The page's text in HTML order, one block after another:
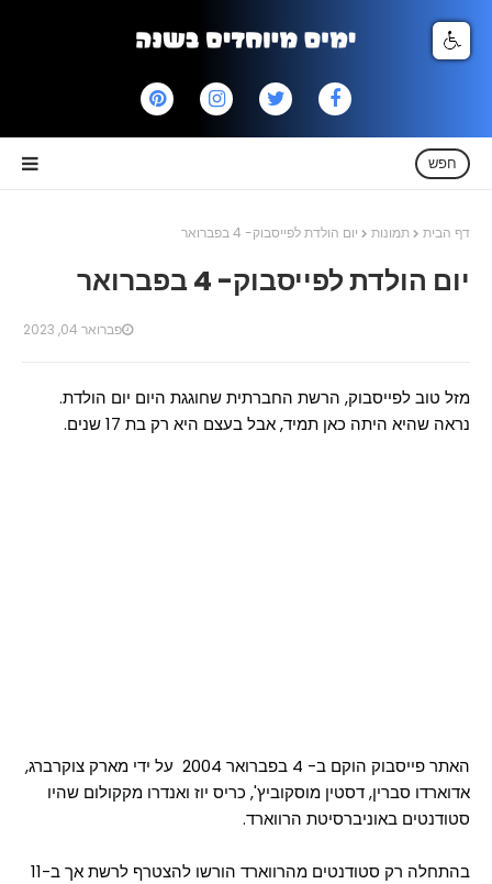
חפש
דף הבית תמונות יום הולדת לפייסבוק- 4 בפברואר
יום הולדת לפייסבוק- 4 בפברואר
פברואר 04, 2023
מזל טוב לפייסבוק, הרשת החברתית שחוגגת היום יום הולדת.
נראה שהיא היתה כאן תמיד, אבל בעצם היא רק בת 17 שנים.
האתר פייסבוק הוקם ב- 4 בפברואר 2004 על ידי מארק צוקרברג,
אדוארדו סברין, דסטין מוסקוביץ', כריס יוז ואנדרו מקקולום שהיו
סטודנטים באוניברסיטת הרווארד.
בהתחלה רק סטודנטים מהרווארד הורשו להצטרף לרשת אך ב-11